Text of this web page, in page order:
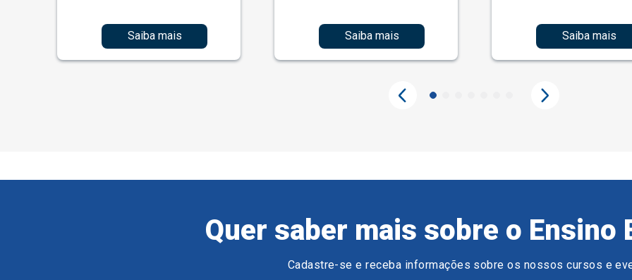
Saiba mais Saiba mais Saiba mais
Quer saber mais sobre o Ensino
Cadastre-se e receba informações sobre os nossos cursos e